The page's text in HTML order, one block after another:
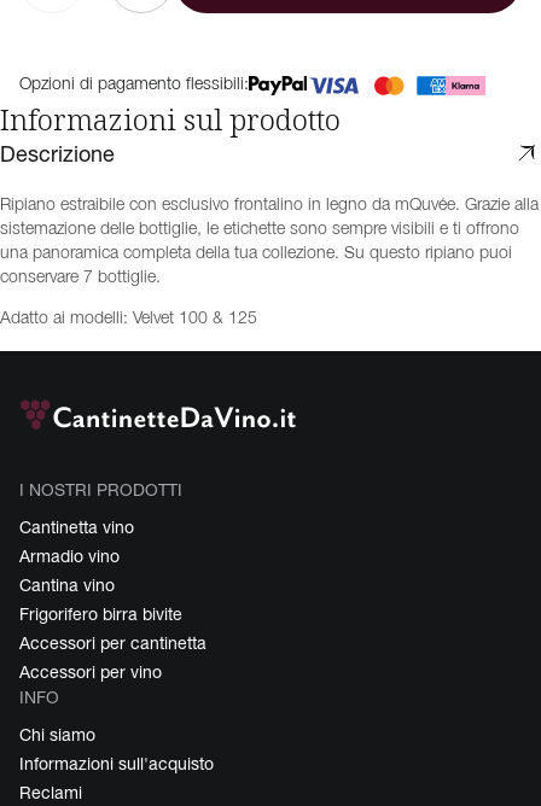
Opzioni di pagamento flessibili:
Informazioni sul prodotto
Descrizione
Ripiano estraibile con esclusivo frontalino in legno da mQuvée. Grazie alla
sistemazione delle bottiglie, le etichette sono sempre visibili e ti offrono
una panoramica completa della tua collezione. Su questo ripiano puoi
conservare 7 bottiglie.
Adatto ai modelli: Velvet 100 & 125
I NOSTRI PRODOTTI
Cantinetta vino
Armadio vino
Cantina vino
Frigorifero birra bivite
Accessori per cantinetta
Accessori per vino
INFO
Chi siamo
Informazioni sull'acquisto
Reclami